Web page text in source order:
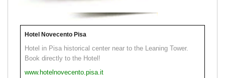
Hotel Novecento Pisa
Hotel in Pisa historical center near to the Leaning Tower.
Book directly to the Hotel!
www.hotelnovecento.pisa.it